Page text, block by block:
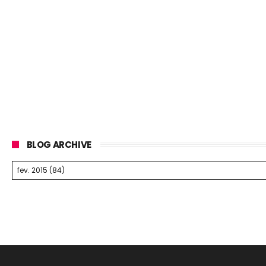
BLOG ARCHIVE